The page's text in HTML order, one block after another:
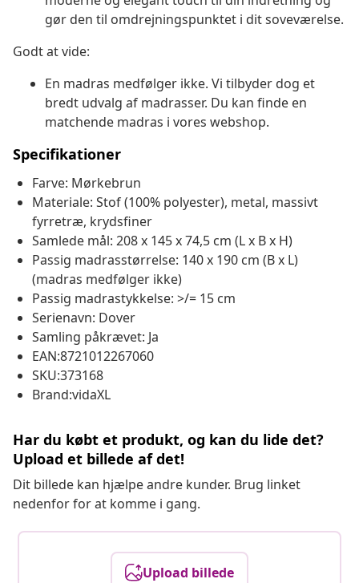
gør den til omdrejningspunktet i dit soveværelse.
Godt at vide:
En madras medfølger ikke. Vi tilbyder dog et
bredt udvalg af madrasser. Du kan finde en
matchende madras i vores webshop.
Specifikationer
Farve: Mørkebrun
Materiale: Stof (100% polyester), metal, massivt
fyrretræ, krydsfiner
Samlede mål: 208 x 145 x 74,5 cm (L x B x H)
Passig madrasstørrelse: 140 x 190 cm (B x L)
(madras medfølger ikke)
Passig madrastykkelse: >/= 15 cm
Serienavn: Dover
Samling påkrævet: Ja
EAN:8721012267060
SKU:373168
Brand:vidaXL
Har du købt et produkt, og kan du lide det?
Upload et billede af det!
Dit billede kan hjælpe andre kunder. Brug linket
nedenfor for at komme i gang.
Upload billede